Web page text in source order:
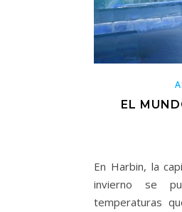
EL
En Harbin, la
invierno se
temperaturas